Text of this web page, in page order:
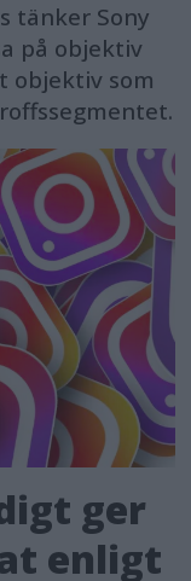
tänker Sony
på objektiv
objektiv som
ger
enligt